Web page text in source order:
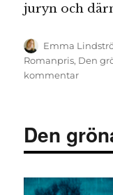
juryn och
Författare
Emma
Romanpris, Den
kommentartill
vinnare
Den